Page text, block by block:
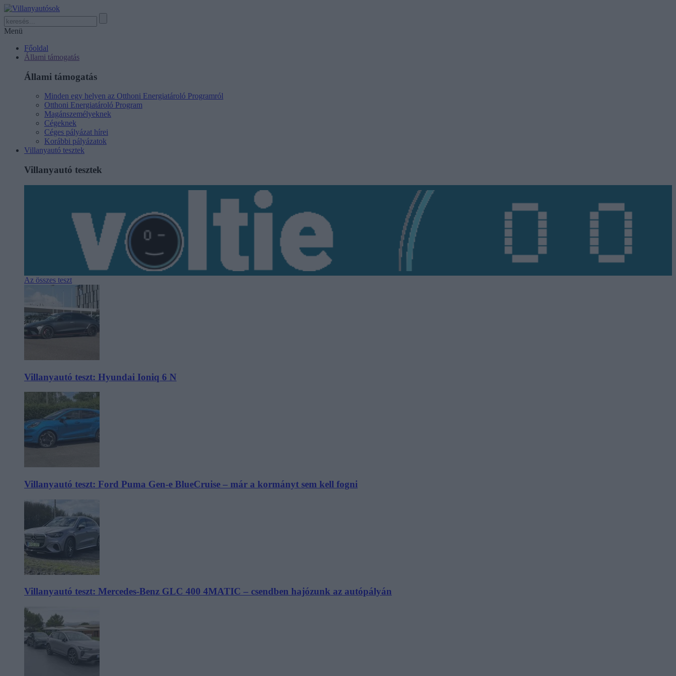
Menü
Főoldal
Állami támogatás
Állami támogatás
Minden egy helyen az Otthoni Energiatároló Programról
Otthoni Energiatároló Program
Magánszemélyeknek
Cégeknek
Céges pályázat hírei
Korábbi pályázatok
Villanyautó tesztek
Villanyautó tesztek
Az összes teszt
Villanyautó teszt: Hyundai Ioniq 6 N
Villanyautó teszt: Ford Puma Gen-e BlueCruise – már a kormányt sem kell fogni
Villanyautó teszt: Mercedes-Benz GLC 400 4MATIC – csendben hajózunk az autópályán